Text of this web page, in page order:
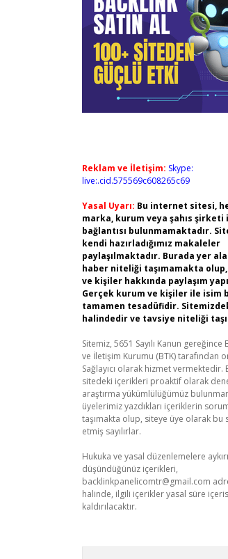
Reklam ve İletişim: Skype:
live:.cid.575569c608265c69
Yasal Uyarı: Bu internet sitesi,
marka, kurum veya şahıs şirketi
bağlantısı bulunmamaktadır.
kendi hazırladığımız makaleler
paylaşılmaktadır. Burada yer
haber niteliği taşımamakta
ve kişiler hakkında paylaşım
Gerçek kurum ve kişiler ile isim
tamamen tesadüfidir.
halindedir ve tavsiye niteliği
Sitemiz, 5651 Sayılı Kanun
ve İletişim Kurumu (BTK) tarafından
Sağlayıcı olarak hizmet vermektedir.
sitedeki içerikleri proaktif olarak
araştırma yükümlülüğümüz
üyelerimiz yazdıkları içeriklerin
taşımakta olup, siteye üye olarak bu
etmiş sayılırlar.
Hukuka ve yasal düzenlemelere
düşündüğünüz içerikleri,
backlinkpanelicomtr@gmail.com
halinde, ilgili içerikler yasal süre
kaldırılacaktır.